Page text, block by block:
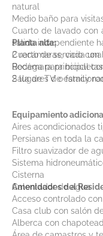
natural
Medio baño para
Cuarto de lavado con
salida independiente
Cuarto de servicio
Bodega para bicicletas
2 lugares de
Planta alta:
2 recámaras, cada
Recámara principal
Sala de TV o family
Equipamiento
Aires acondicionados
Persianas en toda la
Filtro suavizador de
Sistema
Cisterna
Calentador de agua
Amenidades del
Acceso controlado
Casa club con salón
Alberca con